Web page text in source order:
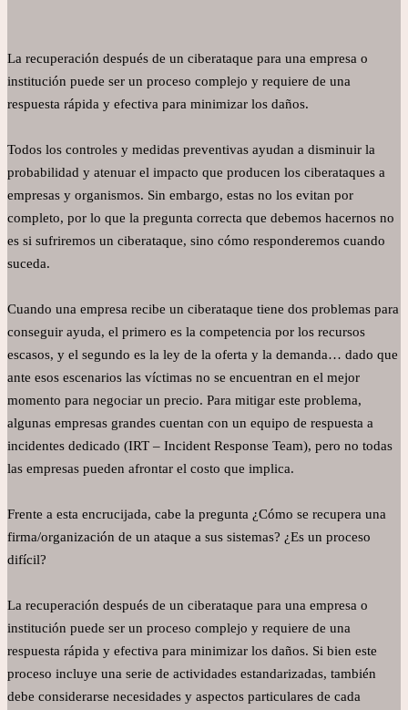
La recuperación después de un ciberataque para una empresa o
institución puede ser un proceso complejo y requiere de una
respuesta rápida y efectiva para minimizar los daños.
Todos los controles y medidas preventivas ayudan a disminuir la
probabilidad y atenuar el impacto que producen los ciberataques a
empresas y organismos. Sin embargo, estas no los evitan por
completo, por lo que la pregunta correcta que debemos hacernos no
es si sufriremos un ciberataque, sino cómo responderemos cuando
suceda.
Cuando una empresa recibe un ciberataque tiene dos problemas para
conseguir ayuda, el primero es la competencia por los recursos
escasos, y el segundo es la ley de la oferta y la demanda… dado que
ante esos escenarios las víctimas no se encuentran en el mejor
momento para negociar un precio. Para mitigar este problema,
algunas empresas grandes cuentan con un equipo de respuesta a
incidentes dedicado (IRT – Incident Response Team), pero no todas
las empresas pueden afrontar el costo que implica.
Frente a esta encrucijada, cabe la pregunta ¿Cómo se recupera una
firma/organización de un ataque a sus sistemas? ¿Es un proceso
difícil?
La recuperación después de un ciberataque para una empresa o
institución puede ser un proceso complejo y requiere de una
respuesta rápida y efectiva para minimizar los daños. Si bien este
proceso incluye una serie de actividades estandarizadas, también
debe considerarse necesidades y aspectos particulares de cada